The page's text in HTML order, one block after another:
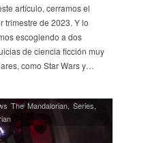
artículo, cerramos el
trimestre de 2023. Y lo
escogiendo a dos
de ciencia ficción muy
como Star Wars y…
The Mandalorian, Series,